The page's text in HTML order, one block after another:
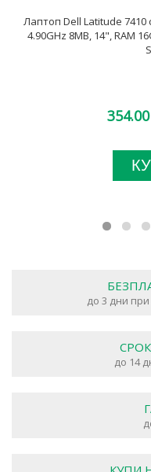
Лаптоп Dell Latitude 7410
4.90GHz 8MB, 14", RAM
до 3 дни
до 14